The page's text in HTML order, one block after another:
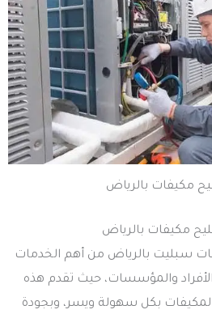
مكيفات بالرياض
مكيفات بالرياض
سبليت بالرياض من أهم الخدمات
الأفراد والمؤسسات، حيث تقدم هذه
بكل سهولة ويسر، وبجودة